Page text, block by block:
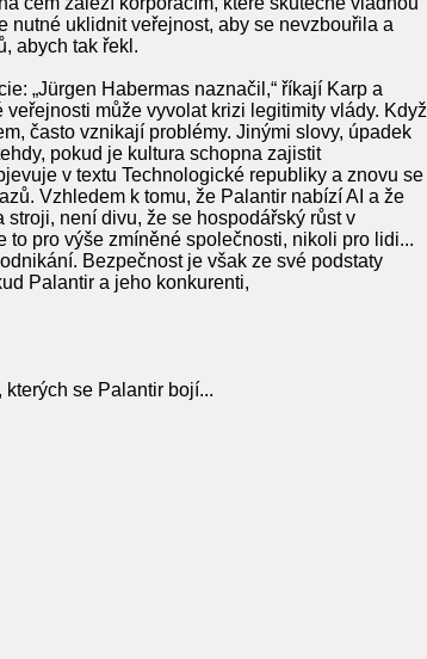
nutné uklidnit veřejnost, aby se nevzbouřila a
abych tak řekl.
„Jürgen Habermas naznačil,“ říkají Karp a
může vyvolat krizi legitimity vlády. Když
často vznikají problémy. Jinými slovy, úpadek
pokud je kultura schopna zajistit
v textu Technologické republiky a znovu se
Vzhledem k tomu, že Palantir nabízí AI a že
není divu, že se hospodářský růst v
pro výše zmíněné společnosti, nikoli pro lidi...
Bezpečnost je však ze své podstaty
Palantir a jeho konkurenti,
se Palantir bojí...